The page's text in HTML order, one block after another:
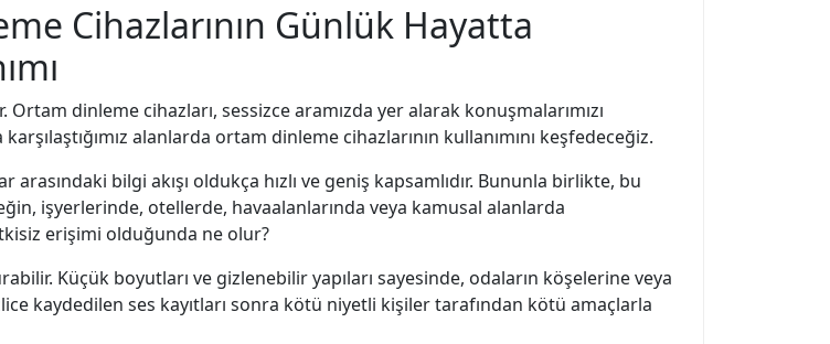
Cihazlarının Günlük Hayatta
dinleme cihazları, sessizce aramızda yer alarak konuşmalarımızı
alanlarda ortam dinleme cihazlarının kullanımını keşfedeceğiz.
bilgi akışı oldukça hızlı ve geniş kapsamlıdır. Bununla birlikte, bu
işyerlerinde, otellerde, havaalanlarında veya kamusal alanlarda
erişimi olduğunda ne olur?
Küçük boyutları ve gizlenebilir yapıları sayesinde, odaların köşelerine veya
kaydedilen ses kayıtları sonra kötü niyetli kişiler tarafından kötü amaçlarla